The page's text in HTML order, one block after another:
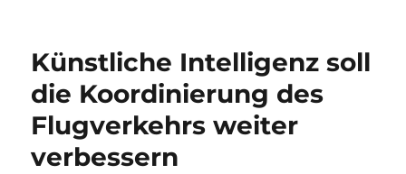
Klimaforschung
15
Künstliche Intelligenz soll
die Koordinierung des
Flugverkehrs weiter
verbessern